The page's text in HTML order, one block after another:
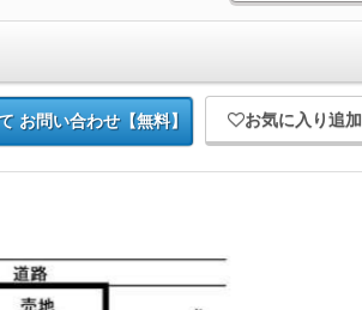
お問い合わせ【無料】 お気に入り追加